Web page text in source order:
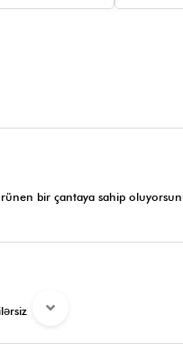
bir çantaya sahip